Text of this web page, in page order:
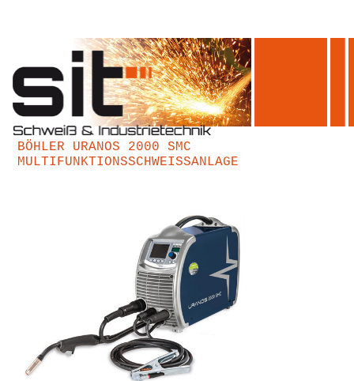
BÖHLER URANOS 2000 SMC
MULTIFUNKTIONSSCHWEISSANLAGE